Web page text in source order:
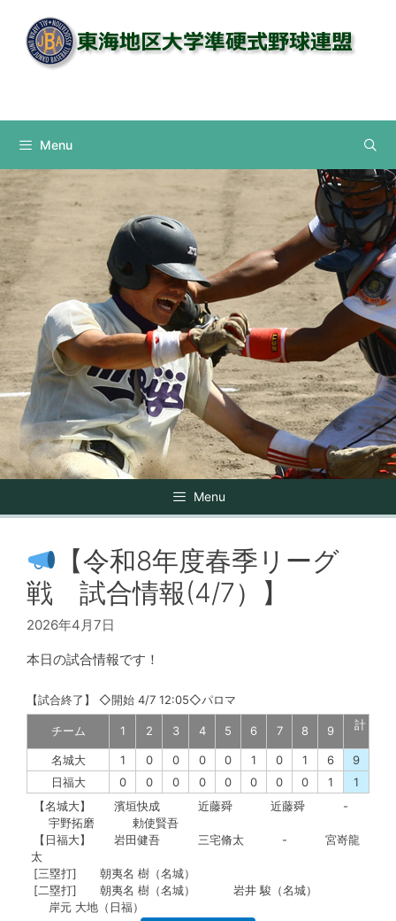
へ
キ
ッ
プ
Menu
Menu
【令和8年度春季リーグ
戦 試合情報(4/7）】
2026年4月7日
本日の試合情報です！
【試合終了 】 ◇開始 4/7 12:05◇パロマ
チーム 1 2 3 4 5 6 7 8 9 計
名城大 1 0 0 0 0 1 0 1 6
9
日福大
0 0 0 0 0 0 0 0 1
1
【名城大】
濱垣快成 近藤舜 近藤舜
-
宇野拓磨
勅使賢吾
【日福大】
岩田健吾 三宅脩太 -
宮嵜龍
太
[三塁打]
朝夷名 樹（名城）
[二塁打]
朝夷名 樹（名城）
岩井 駿（名城）
岸元 大地（日福）